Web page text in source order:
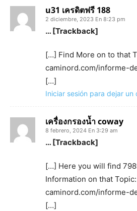
u31 เครดิตฟรี 188
2 diciembre, 2023 En 8:23 pm
… [Trackback]
[…] Find More on to that
caminord.com/informe-
[…]
Iniciar sesión para dejar un
เครื่องกรองน้ำ coway
8 febrero, 2024 En 3:29 am
… [Trackback]
[…] Here you will find
Information on that Topic:
caminord.com/informe-
[…]